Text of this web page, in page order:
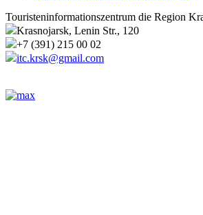
Touristeninformationszentrum die Region
Krasnojarsk, Lenin Str., 120
+7 (391) 215 00 02
itc.krsk@gmail.com